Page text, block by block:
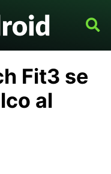
Fit3 se
al